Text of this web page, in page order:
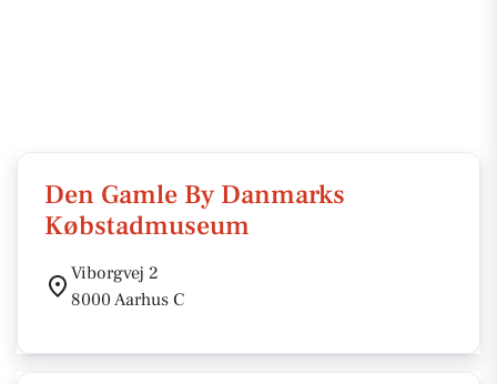
Den Gamle By Danmarks
Købstadmuseum
Viborgvej 2
8000 Aarhus C